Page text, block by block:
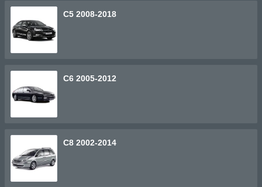
C5 2008-2018
C6 2005-2012
C8 2002-2014